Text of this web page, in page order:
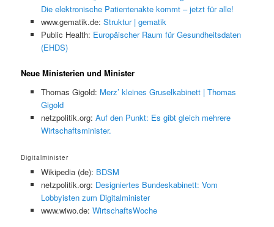
Die elektronische Patientenakte kommt – jetzt für alle!
www.gematik.de: Struktur | gematik
Public Health: Europäischer Raum für Gesundheitsdaten
(EHDS)
Neue Ministerien und Minister
Thomas Gigold: Merz’ kleines Gruselkabinett | Thomas
Gigold
netzpolitik.org: Auf den Punkt: Es gibt gleich mehrere
Wirtschaftsminister.
Digitalminister
Wikipedia (de): BDSM
netzpolitik.org: Designiertes Bundeskabinett: Vom
Lobbyisten zum Digitalminister
www.wiwo.de: WirtschaftsWoche